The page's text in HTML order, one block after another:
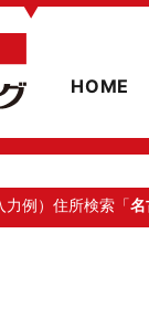
▼
HOME
力例）住所検索「名